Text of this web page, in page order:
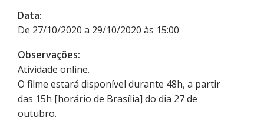
Data:
De 27/10/2020 a 29/10/2020 às 15:00
Observações:
Atividade online.
O filme estará disponível durante 48h, a partir
das 15h [horário de Brasília] do dia 27 de
outubro.